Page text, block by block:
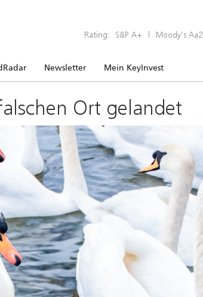
Rating: S&P A+ | Moody’s Aa2
Newsletter Mein KeyInvest
Ort gelandet